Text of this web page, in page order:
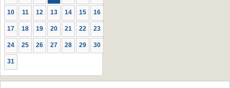
10 11 12 13 14 15 16
17 18 19 20 21 22 23
24 25 26 27 28 29 30
31